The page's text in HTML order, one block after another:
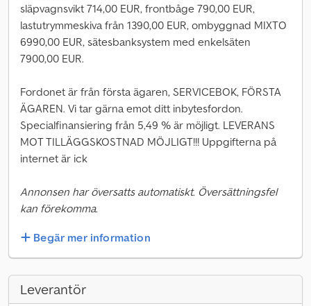
släpvagnsvikt 714,00 EUR, frontbåge 790,00 EUR,
lastutrymmeskiva från 1390,00 EUR, ombyggnad MIXTO
6990,00 EUR, sätesbanksystem med enkelsäten
7900,00 EUR.
Fordonet är från första ägaren, SERVICEBOK, FÖRSTA
ÄGAREN. Vi tar gärna emot ditt inbytesfordon.
Specialfinansiering från 5,49 % är möjligt. LEVERANS
MOT TILLÄGGSKOSTNAD MÖJLIGT!!! Uppgifterna på
internet är ick
Annonsen har översatts automatiskt. Översättningsfel
kan förekomma.
Begär mer information
Leverantör